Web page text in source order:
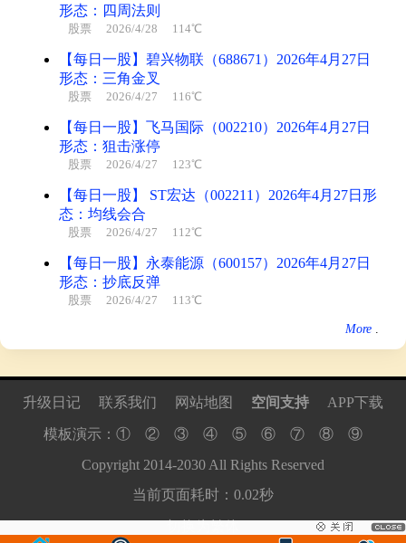
形态：四周法则
股票 2026/4/28 114℃
【每日一股】碧兴物联（688671）2026年4月27日
形态：三角金叉
股票 2026/4/27 116℃
【每日一股】飞马国际（002210）2026年4月27日
形态：狙击涨停
股票 2026/4/27 123℃
【每日一股】 ST宏达（002211）2026年4月27日形
态：均线会合
股票 2026/4/27 112℃
【每日一股】永泰能源（600157）2026年4月27日
形态：抄底反弹
股票 2026/4/27 113℃
More .
升级日记 联系我们 网站地图 空间支持 APP下载
模板演示： ① ② ③ ④ ⑤ ⑥ ⑦ ⑧
⑨
Copyright 2014-2030 All Rights Reserved
当前页面耗时：0.02秒